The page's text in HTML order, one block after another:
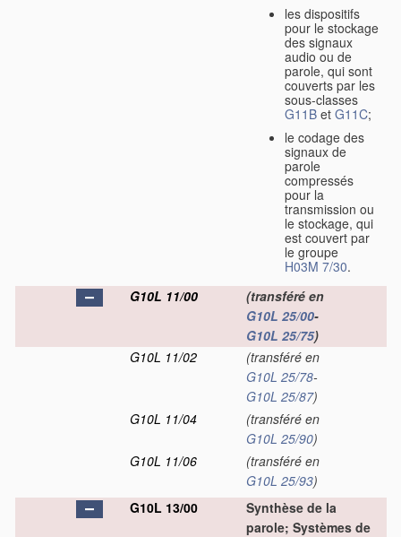
les dispositifs
pour le stockage
des signaux
audio ou de
parole, qui sont
couverts par les
sous-classes
G11B et G11C;
le codage des
signaux de
parole
compressés
pour la
transmission ou
le stockage, qui
est couvert par
le groupe
H03M 7/30.
G10L 11/00
(transféré en
G10L 25/00-
G10L 25/75)
G10L 11/02
(transféré en
G10L 25/78-
G10L 25/87)
G10L 11/04
(transféré en
G10L 25/90)
G10L 11/06
(transféré en
G10L 25/93)
G10L 13/00
Synthèse de la
parole; Systèmes de